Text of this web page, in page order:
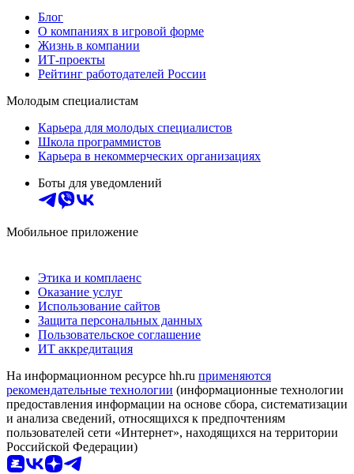
Блог
О компаниях в игровой форме
Жизнь в компании
ИТ-проекты
Рейтинг работодателей России
Молодым специалистам
Карьера для молодых специалистов
Школа программистов
Карьера в некоммерческих организациях
Боты для уведомлений
Мобильное приложение
Этика и комплаенс
Оказание услуг
Использование сайтов
Защита персональных данных
Пользовательское соглашение
ИТ аккредитация
На информационном ресурсе hh.ru применяются
рекомендательные технологии (информационные технологии
предоставления информации на основе сбора, систематизации
и анализа сведений, относящихся к предпочтениям
пользователей сети «Интернет», находящихся на территории
Российской Федерации)